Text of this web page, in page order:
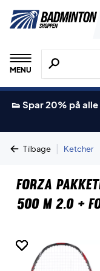
MENU
Søg efter
👟 Spar 20% på
Tilbage | Ketcher
Forza
500 M 2.0 +